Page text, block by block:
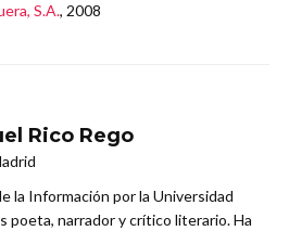
S.A., 2008
Rico Rego
la Información por la Universidad
poeta, narrador y crítico literario. Ha